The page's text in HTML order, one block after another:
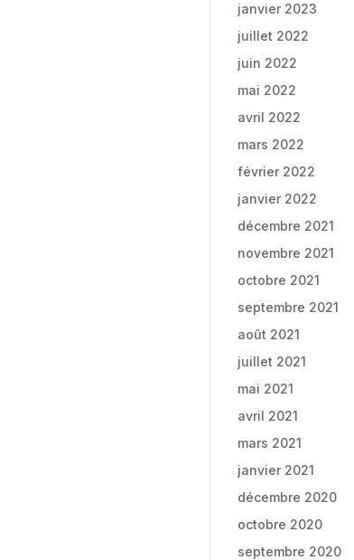
janvier 2023
juillet 2022
juin 2022
mai 2022
avril 2022
mars 2022
février 2022
janvier 2022
décembre 2021
novembre 2021
octobre 2021
septembre 2021
août 2021
juillet 2021
mai 2021
avril 2021
mars 2021
janvier 2021
décembre 2020
octobre 2020
septembre 2020